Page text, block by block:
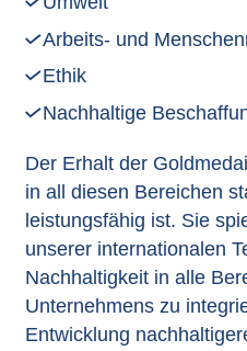
Arbeits- und
Ethik
Nachhaltige
Der Erhalt der
in all diesen Bereichen
leistungsfähig ist. Sie
unserer internationalen
Nachhaltigkeit in alle
Unternehmens zu
Entwicklung